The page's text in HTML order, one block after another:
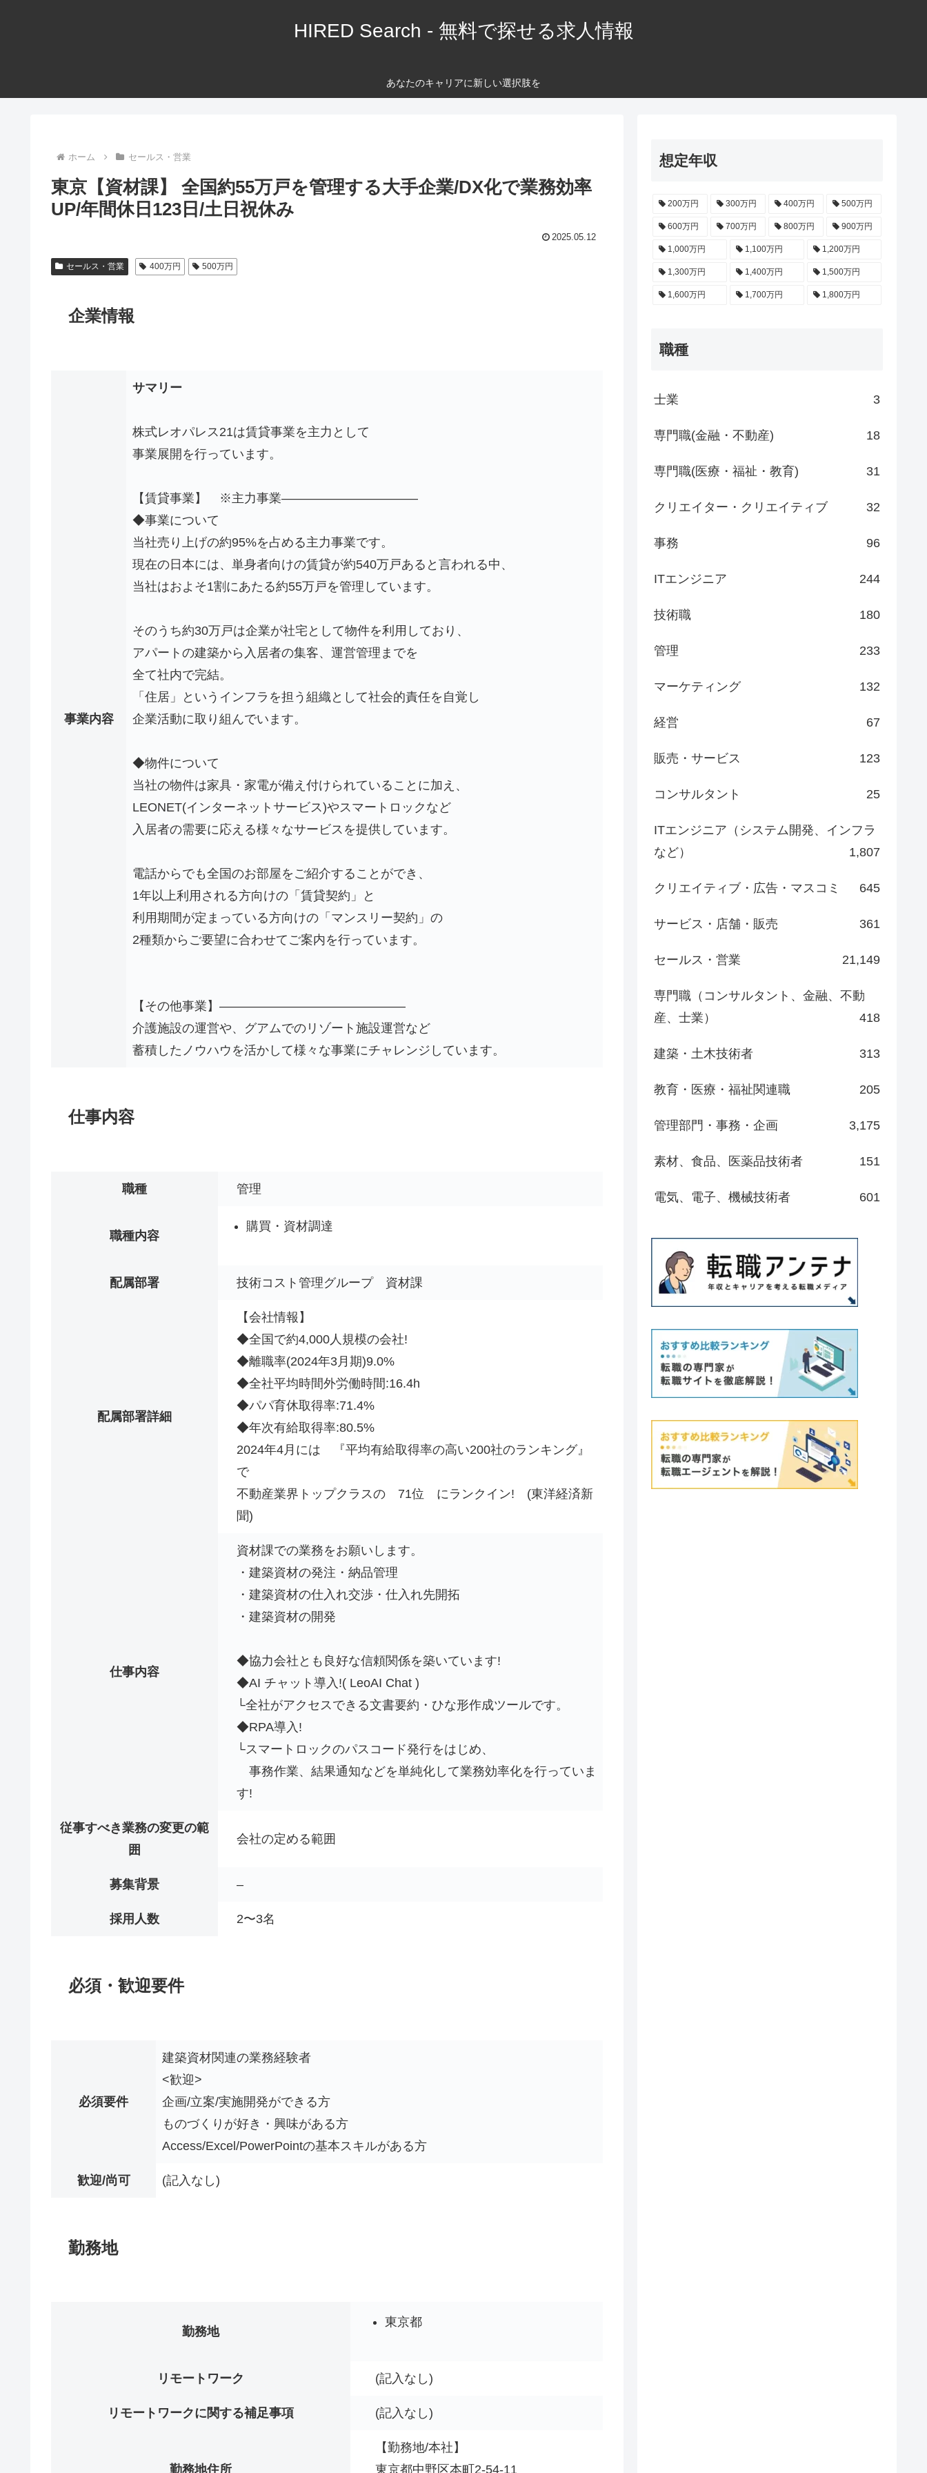
HIRED Search - 無料で探せる求人情報
あなたのキャリアに新しい選択肢を
ホーム セールス・営業
東京【資材課】 全国約55万戸を管理する大手企業/DX化で業務効率
UP/年間休日123日/土日祝休み
2025.05.12
セールス・営業 400万円 500万円
企業情報
事業内容
サマリー
株式レオパレス21は賃貸事業を主力として
事業展開を行っています。
【賃貸事業】 ※主力事業―――――――――――
◆事業について
当社売り上げの約95%を占める主力事業です。
現在の日本には、単身者向けの賃貸が約540万戸あると言われる中、
当社はおよそ1割にあたる約55万戸を管理しています。
そのうち約30万戸は企業が社宅として物件を利用しており、
アパートの建築から入居者の集客、運営管理までを
全て社内で完結。
「住居」というインフラを担う組織として社会的責任を自覚し
企業活動に取り組んでいます。
◆物件について
当社の物件は家具・家電が備え付けられていることに加え、
LEONET(インターネットサービス)やスマートロックなど
入居者の需要に応える様々なサービスを提供しています。
電話からでも全国のお部屋をご紹介することができ、
1年以上利用される方向けの「賃貸契約」と
利用期間が定まっている方向けの「マンスリー契約」の
2種類からご要望に合わせてご案内を行っています。
【その他事業】―――――――――――――――
介護施設の運営や、グアムでのリゾート施設運営など
蓄積したノウハウを活かして様々な事業にチャレンジしています。
仕事内容
職種 管理
職種内容
購買・資材調達
配属部署 技術コスト管理グループ 資材課
配属部署詳細
【会社情報】
◆全国で約4,000人規模の会社!
◆離職率(2024年3月期)9.0%
◆全社平均時間外労働時間:16.4h
◆パパ育休取得率:71.4%
◆年次有給取得率:80.5%
2024年4月には 『平均有給取得率の高い200社のランキング』
で
不動産業界トップクラスの 71位 にランクイン! (東洋経済新
聞)
仕事内容
資材課での業務をお願いします。
・建築資材の発注・納品管理
・建築資材の仕入れ交渉・仕入れ先開拓
・建築資材の開発
◆協力会社とも良好な信頼関係を築いています!
◆AI チャット導入!( LeoAI Chat )
└全社がアクセスできる文書要約・ひな形作成ツールです。
◆RPA導入!
└スマートロックのパスコード発行をはじめ、
事務作業、結果通知などを単純化して業務効率化を行っていま
す!
従事すべき業務の変更の範
囲
会社の定める範囲
募集背景 –
採用人数 2〜3名
必須・歓迎要件
必須要件
建築資材関連の業務経験者
<歓迎>
企画/立案/実施開発ができる方
ものづくりが好き・興味がある方
Access/Excel/PowerPointの基本スキルがある方
歓迎/尚可 (記入なし)
勤務地
勤務地
東京都
リモートワーク (記入なし)
リモートワークに関する補足事項 (記入なし)
勤務地住所
【勤務地/本社】
東京都中野区本町2-54-11
想定年収
200万円 300万円 400万円 500万円
600万円 700万円 800万円 900万円
1,000万円 1,100万円 1,200万円
1,300万円 1,400万円 1,500万円
1,600万円 1,700万円 1,800万円
職種
士業 3
専門職(金融・不動産) 18
専門職(医療・福祉・教育) 31
クリエイター・クリエイティブ 32
事務 96
ITエンジニア 244
技術職 180
管理 233
マーケティング 132
経営 67
販売・サービス 123
コンサルタント 25
ITエンジニア（システム開発、インフラ
など）
1,807
クリエイティブ・広告・マスコミ 645
サービス・店舗・販売 361
セールス・営業 21,149
専門職（コンサルタント、金融、不動
産、士業）
418
建築・土木技術者 313
教育・医療・福祉関連職 205
管理部門・事務・企画 3,175
素材、食品、医薬品技術者 151
電気、電子、機械技術者 601